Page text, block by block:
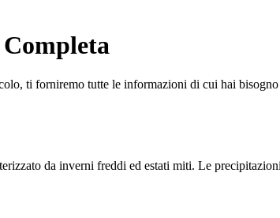
ti forniremo tutte le informazioni di cui hai
da inverni freddi ed estati miti. Le